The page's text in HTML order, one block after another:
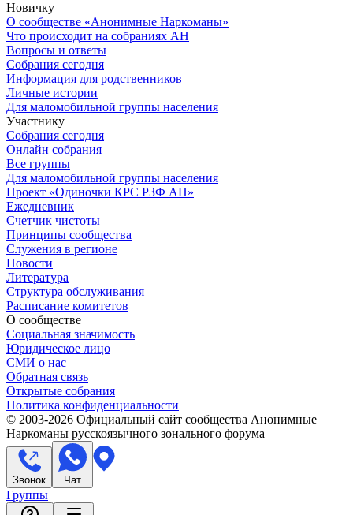
Новичку
О сообществе «Анонимные Наркоманы»
Что происходит на собраниях АН
Вопросы и ответы
Собрания сегодня
Информация для родственников
Личные истории
Для маломобильной группы населения
Участнику
Собрания сегодня
Онлайн собрания
Все группы
Для маломобильной группы населения
Проект «Одиночки КРС РЗФ АН»
Ежедневник
Счетчик чистоты
Принципы сообщества
Служения в регионе
Новости
Литература
Структура обслуживания
Расписание комитетов
О сообществе
Социальная значимость
Юридическое лицо
СМИ о нас
Обратная связь
Открытые собрания
Политика конфиденциальности
© 2003-2026 Официальный сайт сообщества Анонимные
Наркоманы русскоязычного зонального форума
Звонок Чат
Группы